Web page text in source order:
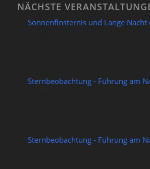
NÄCHSTE
Sonnenfinsternis und Lange
Sternbeobachtung - Führung am
Sternbeobachtung - Führung am